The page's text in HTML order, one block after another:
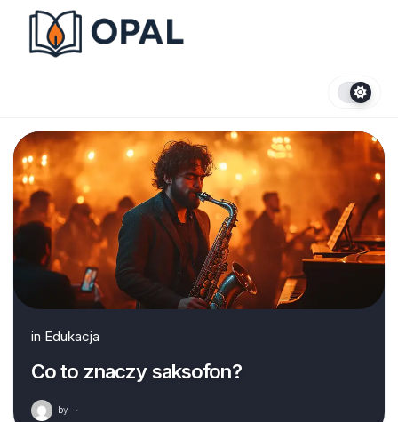
content
in Edukacja
Co to znaczy saksofon?
by ·